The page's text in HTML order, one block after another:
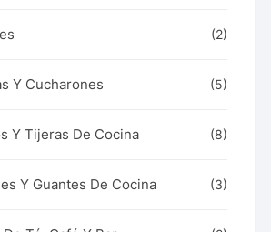
(2)
Y Cucharones (5)
Y Tijeras De Cocina (8)
Y Guantes De Cocina (3)